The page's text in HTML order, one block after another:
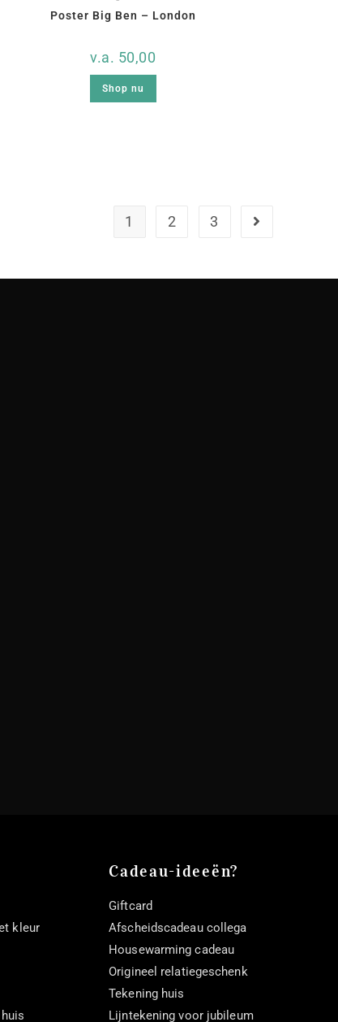
Poster Big Ben – London
v.a. 50,00
Shop nu
1 2 3
kleur
Cadeau-ideeën?
Giftcard
Afscheidscadeau collega
Housewarming cadeau
Origineel relatiegeschenk
Tekening huis
Lijntekening voor jubileum